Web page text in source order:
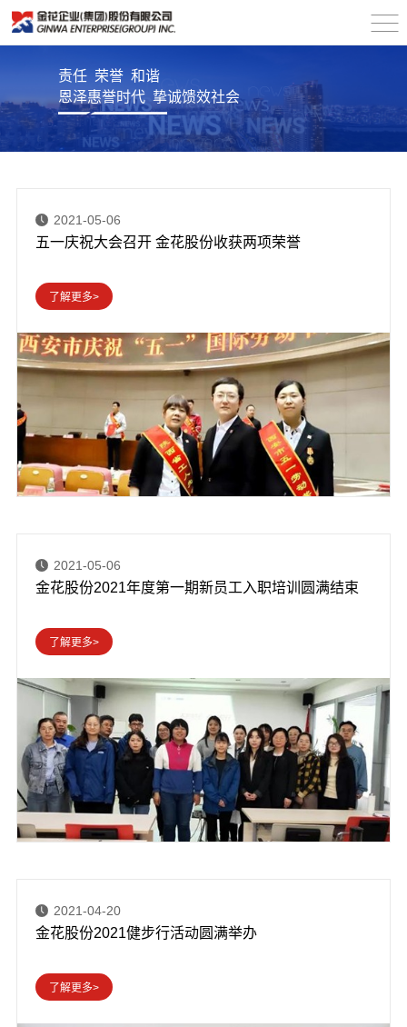
责任 荣誉 和谐
恩泽惠誉时代 挚诚馈效社会
2021-05-06
五一庆祝大会召开 金花股份收获两项荣誉
2021-05-06
金花股份2021年度第一期新员工入职培训圆满结束
2021-04-20
金花股份2021健步行活动圆满举办